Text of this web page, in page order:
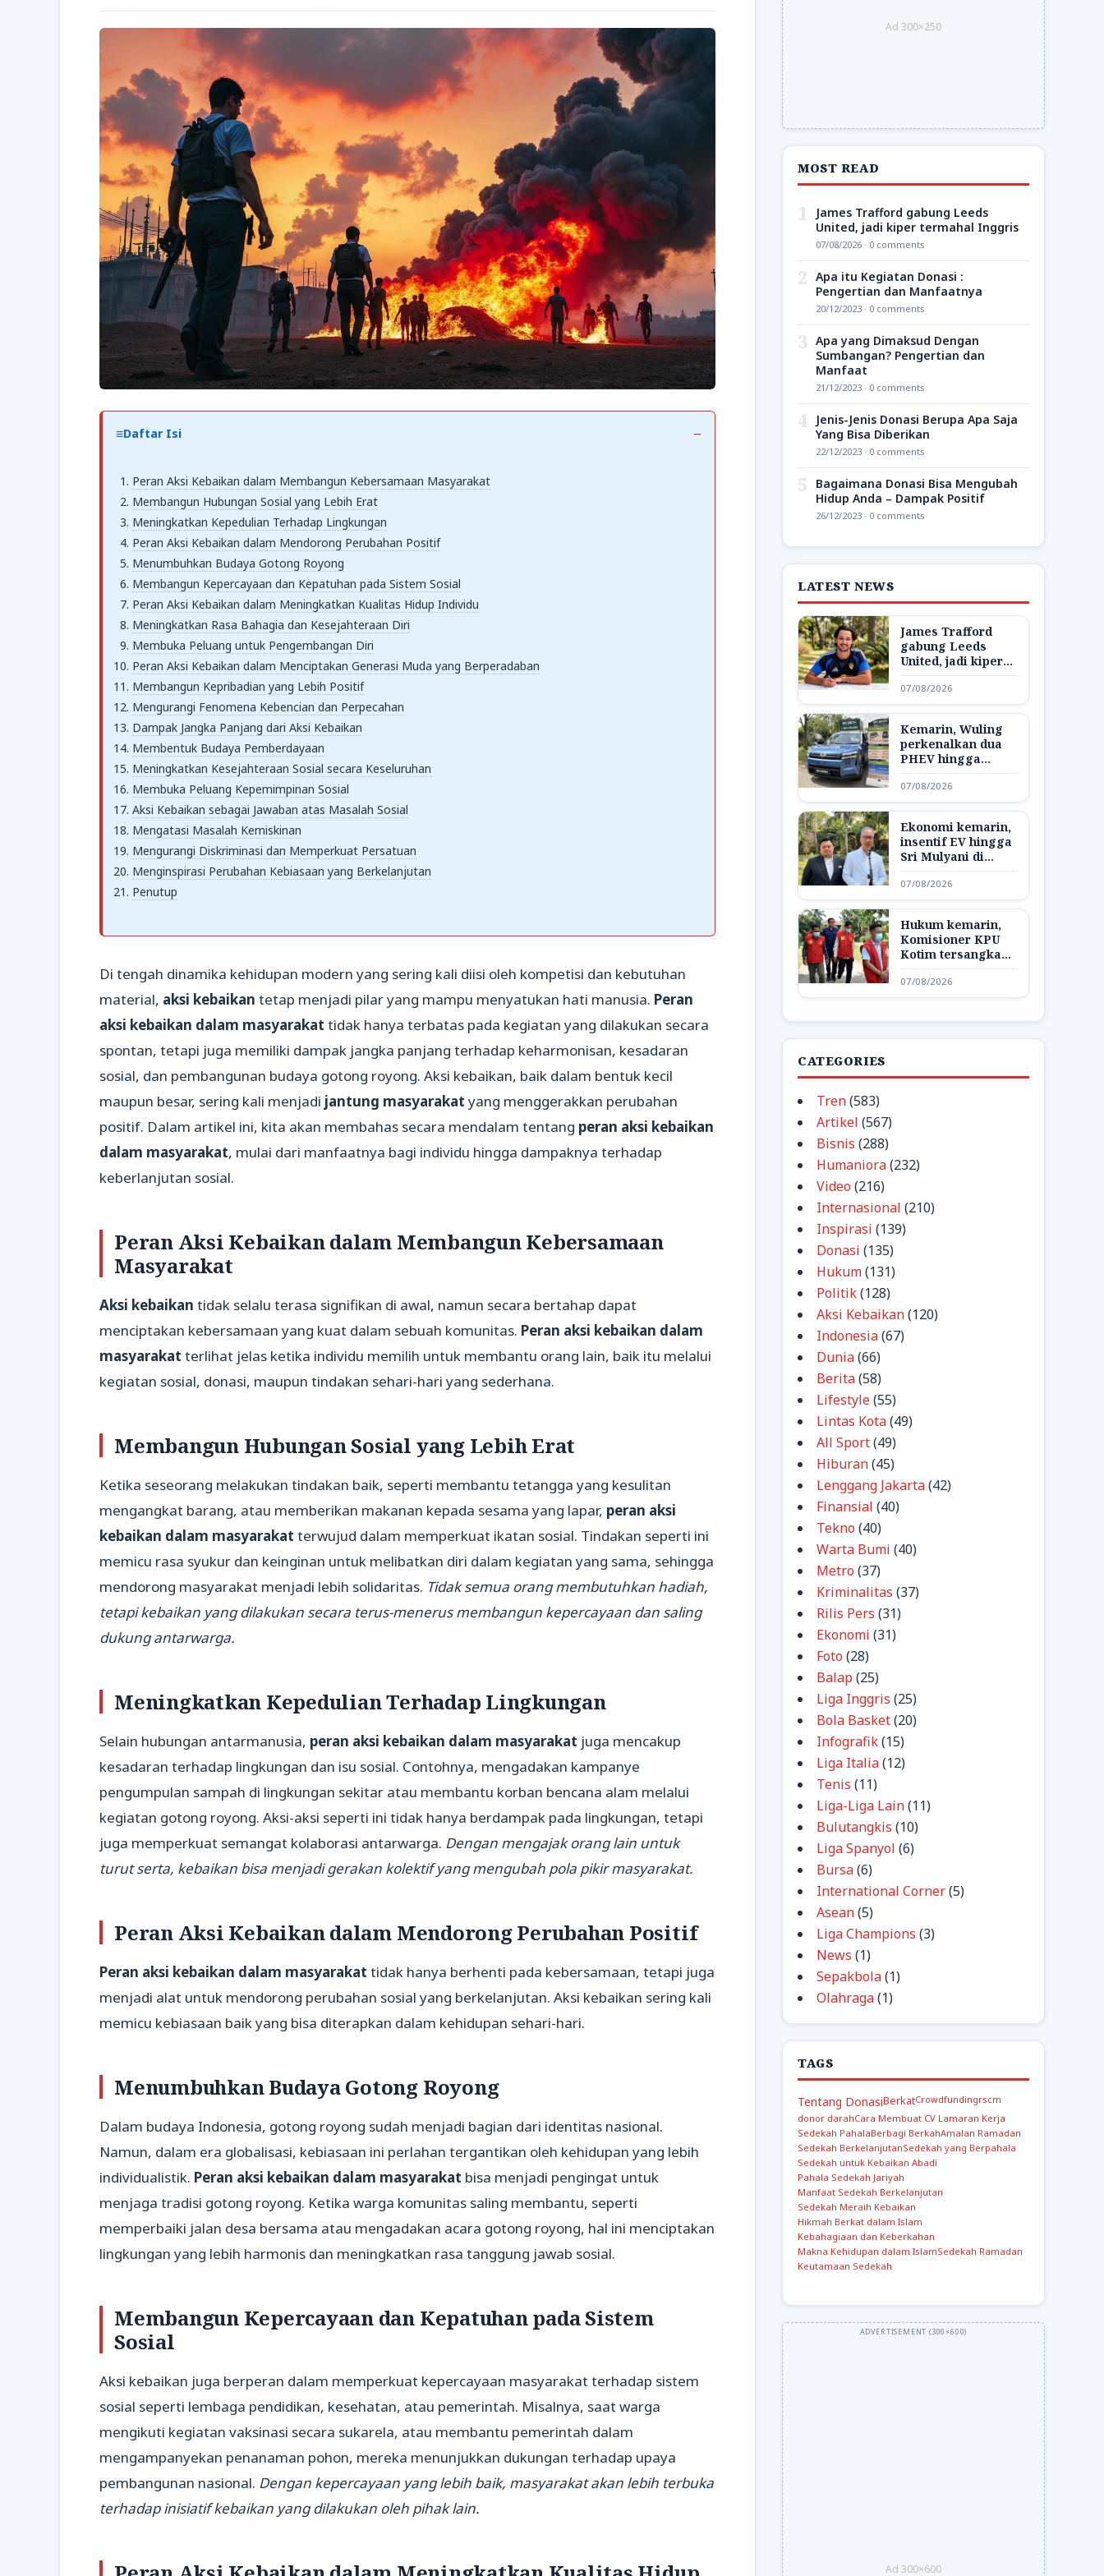
Daftar Isi
Peran Aksi Kebaikan dalam Membangun Kebersamaan Masyarakat
Membangun Hubungan Sosial yang Lebih Erat
Meningkatkan Kepedulian Terhadap Lingkungan
Peran Aksi Kebaikan dalam Mendorong Perubahan Positif
Menumbuhkan Budaya Gotong Royong
Membangun Kepercayaan dan Kepatuhan pada Sistem Sosial
Peran Aksi Kebaikan dalam Meningkatkan Kualitas Hidup Individu
Meningkatkan Rasa Bahagia dan Kesejahteraan Diri
Membuka Peluang untuk Pengembangan Diri
Peran Aksi Kebaikan dalam Menciptakan Generasi Muda yang Berperadaban
Membangun Kepribadian yang Lebih Positif
Mengurangi Fenomena Kebencian dan Perpecahan
Dampak Jangka Panjang dari Aksi Kebaikan
Membentuk Budaya Pemberdayaan
Meningkatkan Kesejahteraan Sosial secara Keseluruhan
Membuka Peluang Kepemimpinan Sosial
Aksi Kebaikan sebagai Jawaban atas Masalah Sosial
Mengatasi Masalah Kemiskinan
Mengurangi Diskriminasi dan Memperkuat Persatuan
Menginspirasi Perubahan Kebiasaan yang Berkelanjutan
Penutup
Di tengah dinamika kehidupan modern yang sering kali diisi oleh kompetisi dan kebutuhan
material, aksi kebaikan tetap menjadi pilar yang mampu menyatukan hati manusia. Peran
aksi kebaikan dalam masyarakat tidak hanya terbatas pada kegiatan yang dilakukan secara
spontan, tetapi juga memiliki dampak jangka panjang terhadap keharmonisan, kesadaran
sosial, dan pembangunan budaya gotong royong. Aksi kebaikan, baik dalam bentuk kecil
maupun besar, sering kali menjadi jantung masyarakat yang menggerakkan perubahan
positif. Dalam artikel ini, kita akan membahas secara mendalam tentang peran aksi kebaikan
dalam masyarakat, mulai dari manfaatnya bagi individu hingga dampaknya terhadap
keberlanjutan sosial.
Peran Aksi Kebaikan dalam Membangun Kebersamaan
Masyarakat
Aksi kebaikan tidak selalu terasa signifikan di awal, namun secara bertahap dapat
menciptakan kebersamaan yang kuat dalam sebuah komunitas. Peran aksi kebaikan dalam
masyarakat terlihat jelas ketika individu memilih untuk membantu orang lain, baik itu melalui
kegiatan sosial, donasi, maupun tindakan sehari-hari yang sederhana.
Membangun Hubungan Sosial yang Lebih Erat
Ketika seseorang melakukan tindakan baik, seperti membantu tetangga yang kesulitan
mengangkat barang, atau memberikan makanan kepada sesama yang lapar, peran aksi
kebaikan dalam masyarakat terwujud dalam memperkuat ikatan sosial. Tindakan seperti ini
memicu rasa syukur dan keinginan untuk melibatkan diri dalam kegiatan yang sama, sehingga
mendorong masyarakat menjadi lebih solidaritas. Tidak semua orang membutuhkan hadiah,
tetapi kebaikan yang dilakukan secara terus-menerus membangun kepercayaan dan saling
dukung antarwarga.
Meningkatkan Kepedulian Terhadap Lingkungan
Selain hubungan antarmanusia, peran aksi kebaikan dalam masyarakat juga mencakup
kesadaran terhadap lingkungan dan isu sosial. Contohnya, mengadakan kampanye
pengumpulan sampah di lingkungan sekitar atau membantu korban bencana alam melalui
kegiatan gotong royong. Aksi-aksi seperti ini tidak hanya berdampak pada lingkungan, tetapi
juga memperkuat semangat kolaborasi antarwarga. Dengan mengajak orang lain untuk
turut serta, kebaikan bisa menjadi gerakan kolektif yang mengubah pola pikir masyarakat.
Peran Aksi Kebaikan dalam Mendorong Perubahan Positif
Peran aksi kebaikan dalam masyarakat tidak hanya berhenti pada kebersamaan, tetapi juga
menjadi alat untuk mendorong perubahan sosial yang berkelanjutan. Aksi kebaikan sering kali
memicu kebiasaan baik yang bisa diterapkan dalam kehidupan sehari-hari.
Menumbuhkan Budaya Gotong Royong
Dalam budaya Indonesia, gotong royong sudah menjadi bagian dari identitas nasional.
Namun, dalam era globalisasi, kebiasaan ini perlahan tergantikan oleh kehidupan yang lebih
individualistik. Peran aksi kebaikan dalam masyarakat bisa menjadi pengingat untuk
menjaga tradisi gotong royong. Ketika warga komunitas saling membantu, seperti
memperbaiki jalan desa bersama atau mengadakan acara gotong royong, hal ini menciptakan
lingkungan yang lebih harmonis dan meningkatkan rasa tanggung jawab sosial.
Membangun Kepercayaan dan Kepatuhan pada Sistem
Sosial
Aksi kebaikan juga berperan dalam memperkuat kepercayaan masyarakat terhadap sistem
sosial seperti lembaga pendidikan, kesehatan, atau pemerintah. Misalnya, saat warga
mengikuti kegiatan vaksinasi secara sukarela, atau membantu pemerintah dalam
mengampanyekan penanaman pohon, mereka menunjukkan dukungan terhadap upaya
pembangunan nasional. Dengan kepercayaan yang lebih baik, masyarakat akan lebih terbuka
terhadap inisiatif kebaikan yang dilakukan oleh pihak lain.
Ad 300×250
MOST READ
1
James Trafford gabung Leeds
United, jadi kiper termahal Inggris
07/08/2026 · 0 comments
2 Apa itu Kegiatan Donasi :
Pengertian dan Manfaatnya
20/12/2023 · 0 comments
3 Apa yang Dimaksud Dengan
Sumbangan? Pengertian dan
Manfaat
21/12/2023 · 0 comments
4
Jenis-Jenis Donasi Berupa Apa Saja
Yang Bisa Diberikan
22/12/2023 · 0 comments
5
Bagaimana Donasi Bisa Mengubah
Hidup Anda – Dampak Positif
26/12/2023 · 0 comments
LATEST NEWS
James Trafford
gabung Leeds
United, jadi kiper
termahal Inggris
07/08/2026
Kemarin, Wuling
perkenalkan dua
PHEV hingga
Starlink jadi opsel
di AS
07/08/2026
Ekonomi kemarin,
insentif EV hingga
Sri Mulyani di
Bank Dunia
07/08/2026
Hukum kemarin,
Komisioner KPU
Kotim tersangka
hingga respon
Bareskrim
07/08/2026
CATEGORIES
Tren(583)
Artikel (567)
Bisnis (288)
Humaniora(232)
Video (216)
Internasional (210)
Inspirasi (139)
Donasi (135)
Hukum(131)
Politik(128)
Aksi Kebaikan(120)
Indonesia(67)
Dunia(66)
Berita(58)
Lifestyle(55)
Lintas Kota(49)
All Sport(49)
Hiburan(45)
Lenggang Jakarta(42)
Finansial (40)
Tekno (40)
Warta Bumi (40)
Metro (37)
Kriminalitas (37)
Rilis Pers (31)
Ekonomi (31)
Foto (28)
Balap (25)
Liga Inggris (25)
Bola Basket(20)
Infografik(15)
Liga Italia(12)
Tenis (11)
Liga-Liga Lain(11)
Bulutangkis (10)
Liga Spanyol (6)
Bursa(6)
International Corner(5)
Asean(5)
Liga Champions (3)
News (1)
Sepakbola(1)
Olahraga(1)
TAGS
Tentang DonasiBerkatCrowdfundingrscm
donor darahCara Membuat CV Lamaran Kerja
Sedekah PahalaBerbagi BerkahAmalan Ramadan
Sedekah BerkelanjutanSedekah yang Berpahala
Sedekah untuk Kebaikan Abadi
Pahala Sedekah Jariyah
Manfaat Sedekah Berkelanjutan
Sedekah Meraih Kebaikan
Hikmah Berkat dalam Islam
Kebahagiaan dan Keberkahan
Makna Kehidupan dalam IslamSedekah Ramadan
Keutamaan Sedekah
Ad 300×600